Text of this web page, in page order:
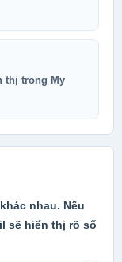
thị trong My
nhau. Nếu
sẽ hiển thị rõ số